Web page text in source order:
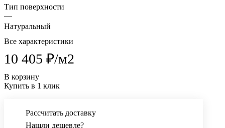
Тип поверхности
—
Натуральный
Все характеристики
10 405 ₽/м2
В корзину
Купить в 1 клик
Рассчитать доставку
Нашли дешевле?